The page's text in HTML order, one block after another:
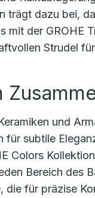
trägt dazu bei,
mit der GROHE
Strudel
und
subtile
Colors
Bereich des
für präzise